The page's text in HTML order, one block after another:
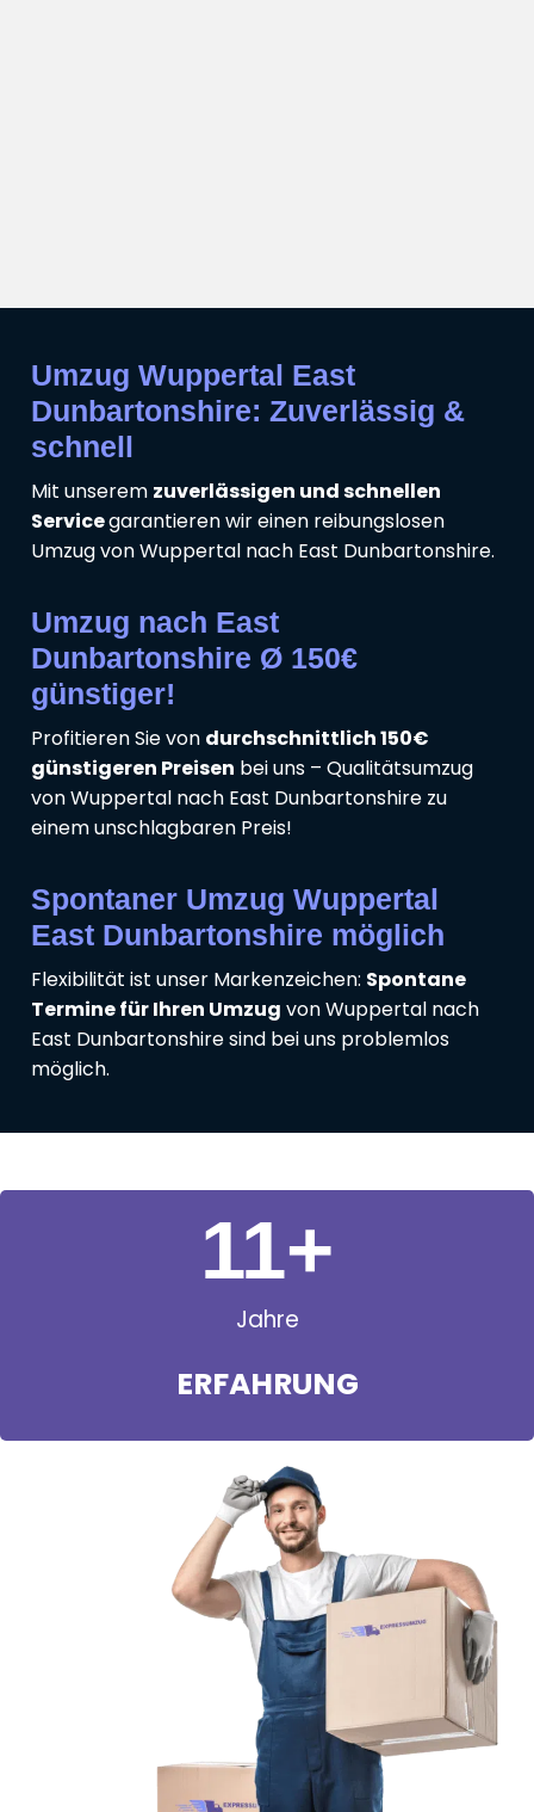
Umzug Wuppertal East
Dunbartonshire: Zuverlässig &
schnell
Mit unserem zuverlässigen und schnellen
Servicegarantieren wir einen reibungslosen
Umzug von Wuppertal nach East Dunbartonshire.
Umzug nach East
Dunbartonshire Ø 150€
günstiger!
Profitieren Sie von durchschnittlich 150€
günstigeren Preisen bei uns – Qualitätsumzug
von Wuppertal nach East Dunbartonshire zu
einem unschlagbaren Preis!
Spontaner Umzug Wuppertal
East Dunbartonshire möglich
Flexibilität ist unser Markenzeichen: Spontane
Termine für Ihren Umzug von Wuppertal nach
East Dunbartonshire sind bei uns problemlos
möglich.
Jahre
ERFAHRUNG
11+